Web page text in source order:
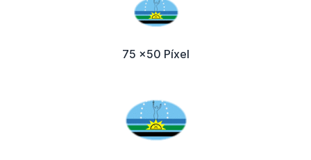
75 x50 Píxel